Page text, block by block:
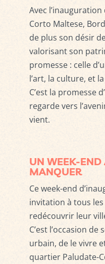
Avec
Corto Maltese,
de plus son désir
valorisant son
promesse : celle
l’art, la culture, et
C’est la promesse
regarde vers
vient.
UN WEEK-END
MANQUER
Ce week-end
invitation à tous
redécouvrir leur
C’est l’occasion
urbain, de le vivre
quartier Paludate-